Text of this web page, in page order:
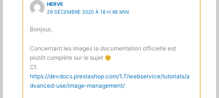
HERVE
29 DÉCEMBRE 2020 À 18 H 46 MIN
Bonjour,
Concernant les images la documentation officielle est
plutôt complète sur le sujet
Cf.
https://devdocs.prestashop.com/1.7/webservice/tutorials/a
dvanced-use/image-management/